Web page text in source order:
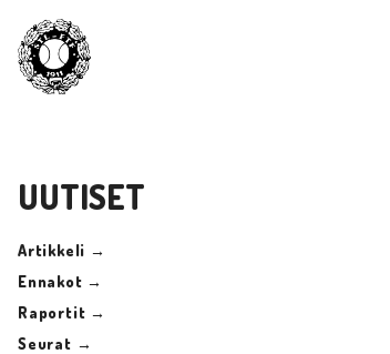
UUTISET
Artikkeli →
Ennakot →
Raportit →
Seurat →